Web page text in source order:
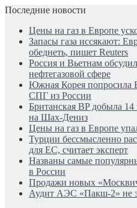
Последние новости
Цены на газ в Европе
Запасы газа иссякают:
обеднеть, пишет Reuters
Россия и Вьетнам
нефтегазовой сфере
Южная Корея попросила
СПГ из России
Британская BP добыла
на Шах-Дениз
Цены на газ в Европе
Турции бессмысленно
для ЕС, считает эксперт
Названы самые
в России
Продажи новых
Аудит АЭС «Пакш-2» не